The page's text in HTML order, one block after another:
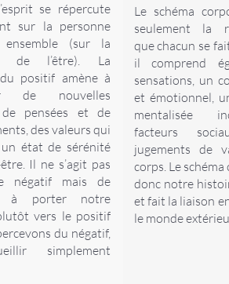
se répercute
sur la personne
(sur la
de l’être). La
positif amène à
de nouvelles
de pensées et de
des valeurs qui
état de sérénité
Il ne s’agit pas
négatif mais de
à porter notre
vers le positif
du négatif,
simplement
Le schéma
seulement la
que chacun se
il comprend
sensations, un
et émotionnel,
mentalisée
facteurs
jugements de
corps. Le
donc notre
et fait la liaison
le monde